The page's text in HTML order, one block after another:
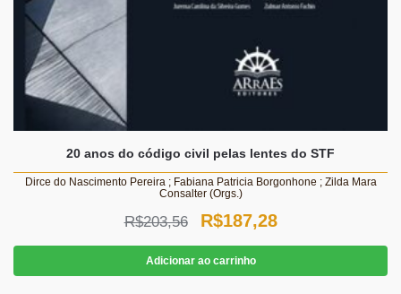
20 anos do código civil pelas lentes do STF
Dirce do Nascimento Pereira ; Fabiana Patricia Borgonhone ; Zilda Mara
Consalter (Orgs.)
R$203,56
O
preço
original
R$187,28O
preço
atual
Adicionar ao carrinho